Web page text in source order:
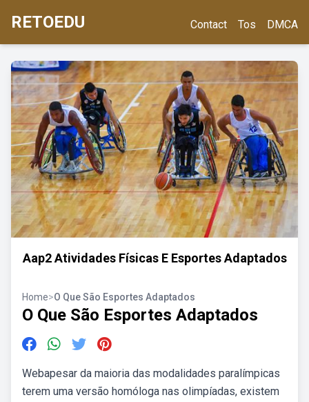
RETOEDU Contact Tos DMCA
Aap2 Atividades Físicas E Esportes Adaptados
Home>O Que São Esportes Adaptados
O Que São Esportes Adaptados
Webapesar da maioria das modalidades paralímpicas
terem uma versão homóloga nas olimpíadas, existem